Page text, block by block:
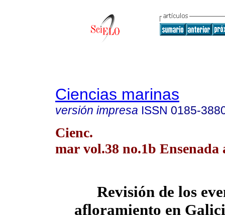
Ciencias marinas
versión impresa ISSN 0185-
Cienc.
mar vol.38 no.1b Ensenada
Revisión de los
afloramiento en